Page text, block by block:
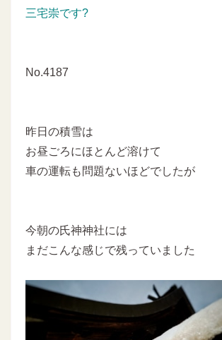
三宅崇です?
No.4187
昨日の積雪は
お昼ごろにほとんど溶けて
車の運転も問題ないほどでしたが
今朝の氏神神社には
まだこんな感じで残っていました